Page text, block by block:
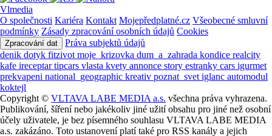
Vlmedia
O společnosti Kariéra Kontakt Mojepředplatné.cz Všeobecné smluvní
podmínky Zásady zpracování osobních údajů Cookies
Zpracování dat
Práva subjektů údajů
denik dotyk fitzivot moje_krizovka dum_a_zahrada kondice realcity
kafe ireceptartipcars vlasta kvety annonce story estranky cars igurmet
prekvapeni national_geographic kreativ poznat_svet iglanc automodul
koktejl
Copyright © VLTAVA LABE MEDIA a.s. všechna práva vyhrazena.
Publikování, šíření nebo jakékoliv jiné užití obsahu pro jiné než osobní
účely uživatele, je bez písemného souhlasu VLTAVA LABE MEDIA
a.s. zakázáno. Toto ustanovení platí také pro RSS kanály a jejich